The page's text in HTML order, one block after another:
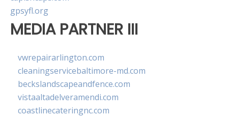
gpsyfl.org
MEDIA PARTNER III
vwrepairarlington.com
cleaningservicebaltimore-md.com
beckslandscapeandfence.com
vistaaltadelveramendi.com
coastlinecateringnc.com